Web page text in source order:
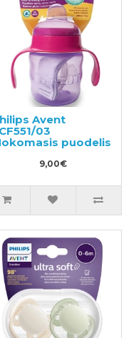
Avent
03
puodelis
9,00€